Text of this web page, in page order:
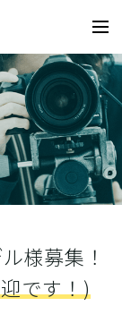
様募集！
です！)